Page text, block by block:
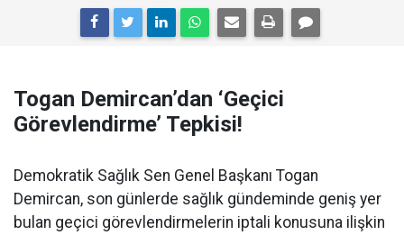
Togan Demircan’dan ‘Geçici
Görevlendirme’ Tepkisi!
Demokratik Sağlık Sen Genel Başkanı Togan
Demircan, son günlerde sağlık gündeminde geniş yer
bulan geçici görevlendirmelerin iptali konusuna ilişkin